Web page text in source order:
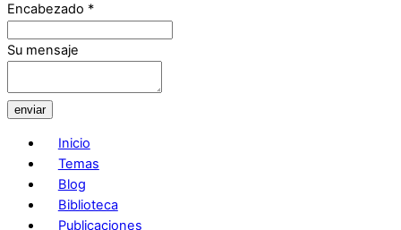
Encabezado *
Su mensaje
enviar
Inicio
Temas
Blog
Biblioteca
Publicaciones